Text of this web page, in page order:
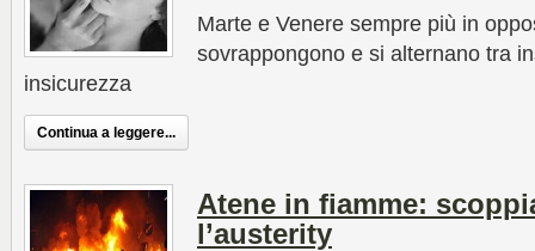
Marte e Venere sempre più in
sovrappongono e si alternano tra
insicurezza
Continua a leggere...
Atene in fiamme:
l’austerity